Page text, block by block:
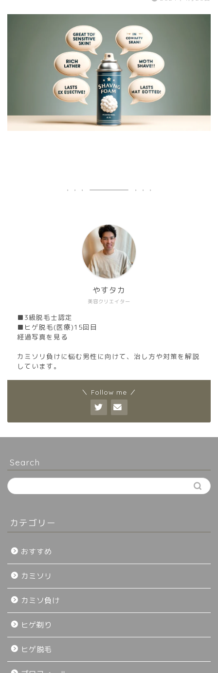
美容クリエイター
やすタカ
■3級脱毛士認定
■ヒゲ脱毛(医療)15回目
経過写真を見る
カミソリ負けに悩む男性に向けて、治し方や対策を解説
しています。
＼ Follow me ／
Search
カテゴリー
おすすめ
カミソリ
カミソ負け
ヒゲ剃り
ヒゲ脱毛